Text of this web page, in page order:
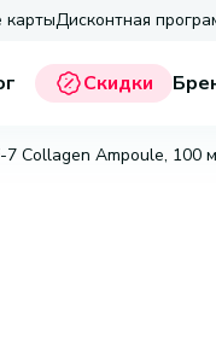
картыДисконтная
Скидки
7 Collagen Ampoule, 100